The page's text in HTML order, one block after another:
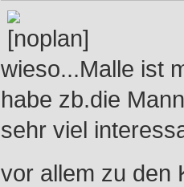
wieso...Malle ist
habe zb.die
sehr viel
vor allem zu